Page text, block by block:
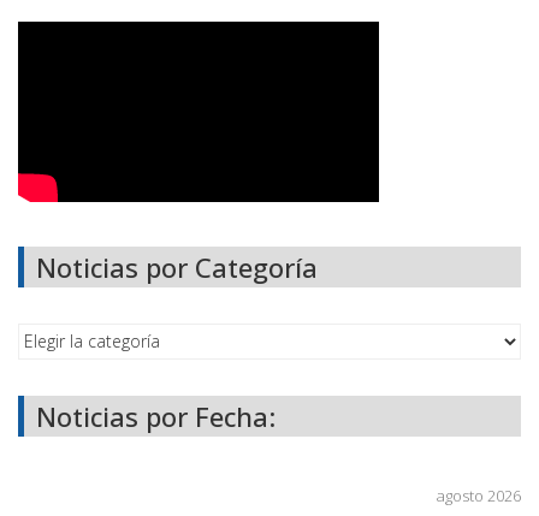
Noticias por Categoría
Noticias por Fecha:
agosto 2026